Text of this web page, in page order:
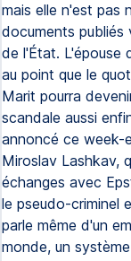
mais elle n'est pas
documents publiés
de l'État. L'épouse
au point que le
Marit pourra
scandale aussi
annoncé ce week-
Miroslav Lashkav,
échanges avec
le pseudo-criminel
parle même d'un
monde, un